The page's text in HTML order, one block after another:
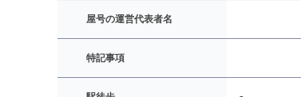
屋号の運営代表者名
特記事項